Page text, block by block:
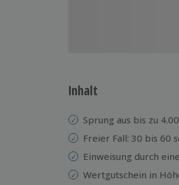
Inhalt
Sprung aus bis zu
Freier Fall: 30 bis 60
Einweisung durch
Wertgutschein in